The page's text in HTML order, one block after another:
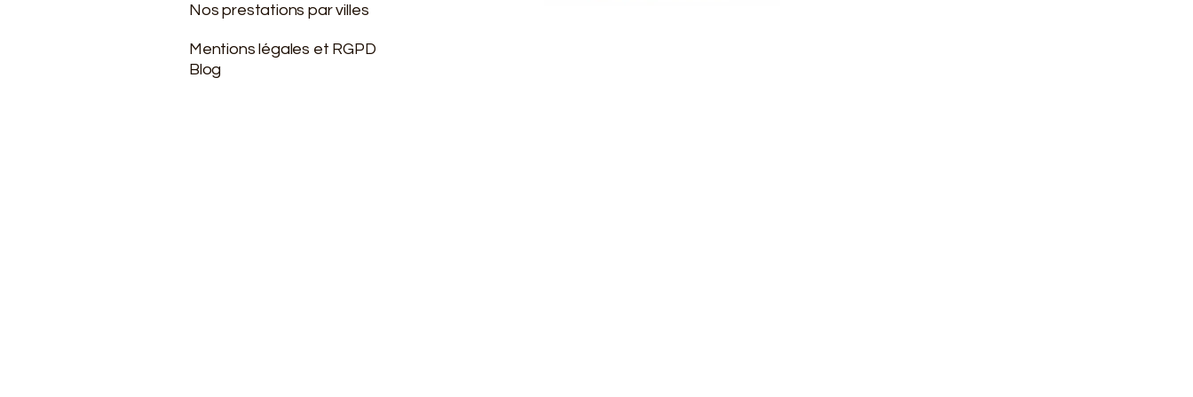
Nos prestations par villes
Mentions légales et RGPD
Blog